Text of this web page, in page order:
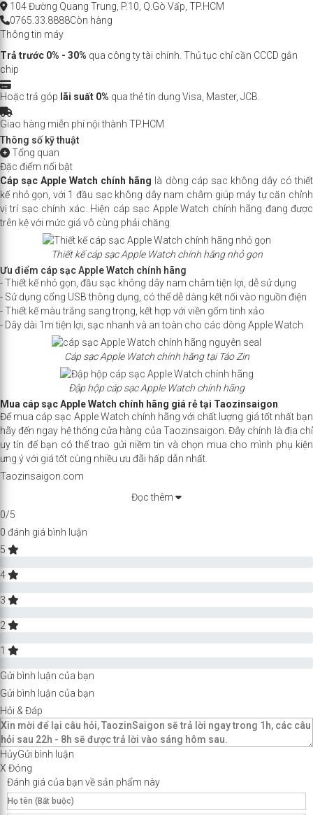
104 Đường Quang Trung, P.10, Q.Gò Vấp, TP.HCM
0765.33.8888Còn hàng
Thông tin máy
Trả trước 0% - 30% qua công ty tài chính. Thủ tục chỉ cần CCCD gắn
chip
Hoặc trả góp lãi suất 0% qua thẻ tín dụng Visa, Master, JCB.
Giao hàng miễn phí nội thành TP.HCM
Thông số kỹ thuật
Tổng quan
Đặc điểm nổi bật
Cáp sạc Apple Watch chính hãng là dòng cáp sạc không dây có thiết
kế nhỏ gọn, với 1 đầu sạc không dây nam châm giúp máy tự căn chỉnh
vị trí sạc chính xác. Hiện cáp sạc Apple Watch chính hãng đang được
trên kệ với mức giá vô cùng phải chăng.
Thiết kế cáp sạc Apple Watch chính hãng nhỏ gọn
Ưu điểm cáp sạc Apple Watch chính hãng
- Thiết kế nhỏ gọn, đầu sạc không dây nam châm tiện lợi, dễ sử dụng
- Sử dụng cổng USB thông dụng, có thể dễ dàng kết nối vào nguồn điện
- Thiết kế màu trắng sang trọng, kết hợp với viền gốm tinh xảo
- Dây dài 1m tiện lợi, sạc nhanh và an toàn cho các dòng Apple Watch
Cáp sạc Apple Watch chính hãng tại Táo Zin
Đập hộp cáp sạc Apple Watch chính hãng
Mua cáp sạc Apple Watch chính hãng​ giá rẻ tại Taozinsaigon
Để mua cáp sạc Apple Watch chính hãng với chất lượng giá tốt nhất bạn
hãy đến ngay hệ thống cửa hàng của Taozinsaigon. Đây chính là địa chỉ
uy tín để bạn có thể trao gửi niềm tin và chọn mua cho mình phụ kiện
ưng ý với giá tốt cùng nhiều ưu đãi hấp dẫn nhất.
Taozinsaigon.com
Đọc thêm
0/5
0 đánh giá bình luận
5
4
3
2
1
Gửi bình luận của bạn
Gửi bình luận của bạn
Hỏi & Đáp
HủyGửi bình luận
X Đóng
Đánh giá của bạn về sản phẩm này